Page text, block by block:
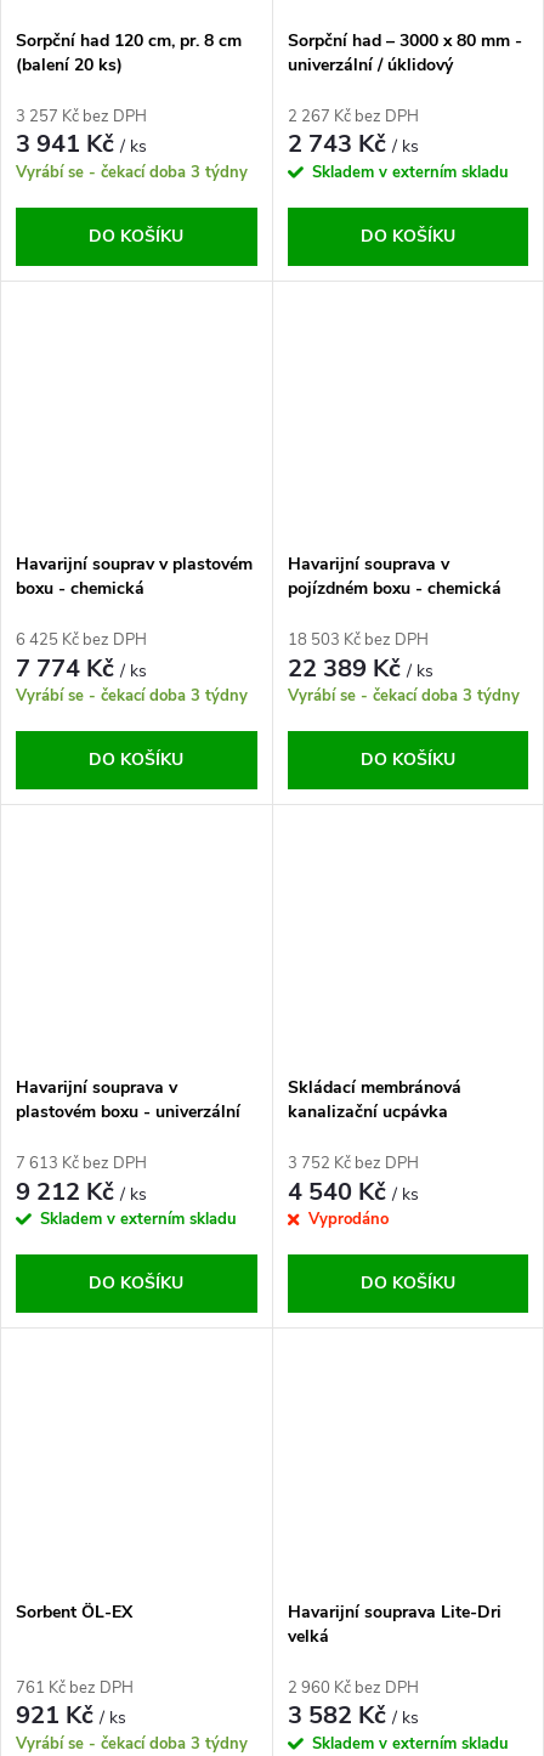
Sorpční had 120 cm, pr. 8 cm
(balení 20 ks)
3 257 Kč bez DPH
3 941 Kč/ ks
Vyrábí se - čekací doba 3 týdny
DO KOŠÍKU
Sorpční had – 3000 x 80 mm -
univerzální / úklidový
2 267 Kč bez DPH
2 743 Kč/ ks
Skladem v externím skladu
DO KOŠÍKU
Havarijní souprav v plastovém
boxu - chemická
6 425 Kč bez DPH
7 774 Kč/ ks
Vyrábí se - čekací doba 3 týdny
DO KOŠÍKU
Havarijní souprava v
pojízdném boxu - chemická
18 503 Kč bez DPH
22 389 Kč/ ks
Vyrábí se - čekací doba 3 týdny
DO KOŠÍKU
Havarijní souprava v
plastovém boxu - univerzální
7 613 Kč bez DPH
9 212 Kč/ ks
Skladem v externím skladu
DO KOŠÍKU
Skládací membránová
kanalizační ucpávka
3 752 Kč bez DPH
4 540 Kč/ ks
Vyprodáno
DO KOŠÍKU
Sorbent ÖL-EX
761 Kč bez DPH
921 Kč/ ks
Vyrábí se - čekací doba 3 týdny
Havarijní souprava Lite-Dri
velká
2 960 Kč bez DPH
3 582 Kč/ ks
Skladem v externím skladu